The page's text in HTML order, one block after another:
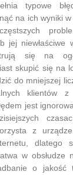
typowe
na ich wyniki w
jej niewłaściwe
się na
skupić się na
do mniejszej
klientów
jest
z
dlatego
w obsłudze
o jakość